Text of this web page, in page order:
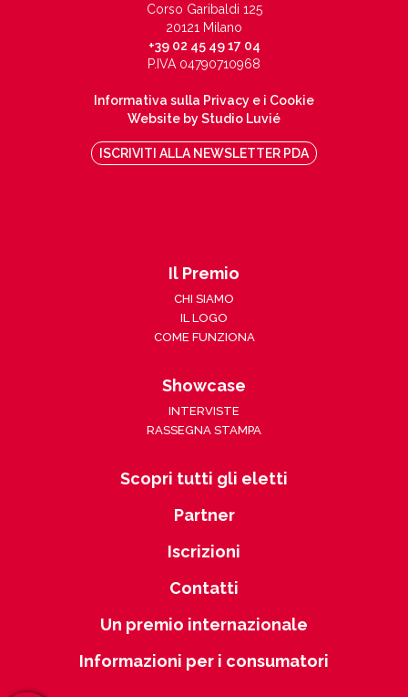
Corso Garibaldi 125
20121 Milano
+39 02 45 49 17 04
P.IVA 04790710968
Informativa sulla Privacy e i Cookie
Website by Studio Luvié
ISCRIVITI ALLA NEWSLETTER PDA
Il Premio
CHI SIAMO
IL LOGO
COME FUNZIONA
Showcase
INTERVISTE
RASSEGNA STAMPA
Scopri tutti gli eletti
Partner
Iscrizioni
Contatti
Un premio internazionale
Informazioni per i consumatori